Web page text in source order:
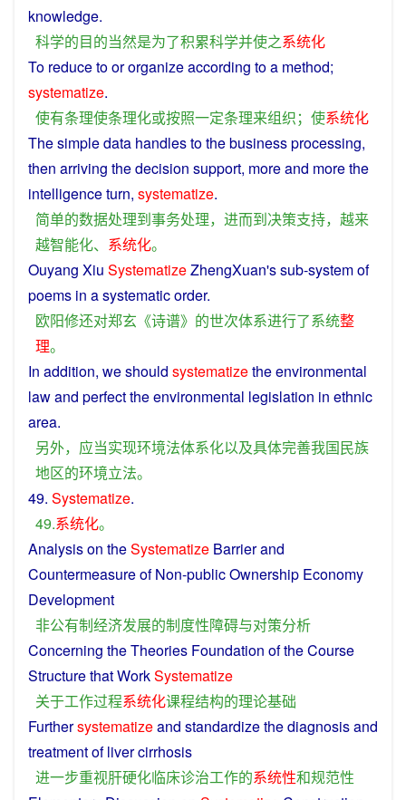
knowledge.
科学的目的当然是为了积累科学并使之系统化
To reducetoororganizeaccording toa method;
systematize.
使有条理使条理化或按照一定条理来组织； 使系统化
Thesimpledata handlestothebusinessprocessing,
then arriving thedecision support, moreand more the
intelligenceturn, systematize.
简单的数据处理到事务处理， 进而到决策支持， 越来
越智能化、 系统化。
Ouyang Xiu SystematizeZhengXuan's sub-system of
poems in asystematicorder.
欧阳修还对郑玄 《诗谱》 的世次体系进行了系统整
理。
In addition, weshould systematizetheenvironmental
lawand perfecttheenvironmental legislation in ethnic
area.
另外， 应当实现环境法体系化以及具体完善我国民族
地区的环境立法。
49. Systematize.
49.系统化。
Analysison theSystematize Barrierand
Countermeasureof Non-public Ownership Economy
Development
非公有制经济发展的制度性障碍与对策分析
Concerning theTheories Foundation of theCourse
StructurethatWorkSystematize
关于工作过程系统化课程结构的理论基础
Furthersystematizeand standardizethediagnosisand
treatmentofliver cirrhosis
进一步重视肝硬化临床诊治工作的系统性和规范性